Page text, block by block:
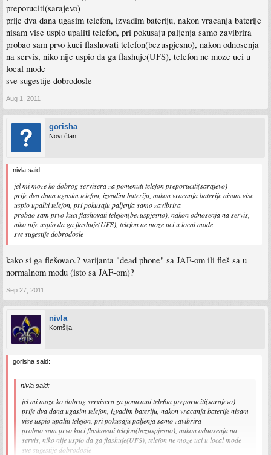
preporuciti(sarajevo)
prije dva dana ugasim telefon, izvadim bateriju, nakon vracanja baterije
nisam vise uspio upaliti telefon, pri pokusaju paljenja samo zavibrira
probao sam prvo kuci flashovati telefon(bezuspjesno), nakon odnosenja
na servis, niko nije uspio da ga flashuje(UFS), telefon ne moze uci u
local mode
sve sugestije dobrodosle
Aug 1, 2011
gorisha
Novi član
nivla said:
jel mi moze ko dobrog servisera za pomenuti telefon preporuciti(sarajevo)
prije dva dana ugasim telefon, izvadim bateriju, nakon vracanja baterije nisam vise
uspio upaliti telefon, pri pokusaju paljenja samo zavibrira
probao sam prvo kuci flashovati telefon(bezuspjesno), nakon odnosenja na servis,
niko nije uspio da ga flashuje(UFS), telefon ne moze uci u local mode
sve sugestije dobrodosle
kako si ga flešovao.? varijanta "dead phone" sa JAF-om ili fleš sa u
normalnom modu (isto sa JAF-om)?
Sep 27, 2011
nivla
Komšija
gorisha said:
nivla said:
jel mi moze ko dobrog servisera za pomenuti telefon preporuciti(sarajevo)
prije dva dana ugasim telefon, izvadim bateriju, nakon vracanja baterije nisam
vise uspio upaliti telefon, pri pokusaju paljenja samo zavibrira
probao sam prvo kuci flashovati telefon(bezuspjesno), nakon odnosenja na
servis, niko nije uspio da ga flashuje(UFS), telefon ne moze uci u local mode
sve sugestije dobrodosle